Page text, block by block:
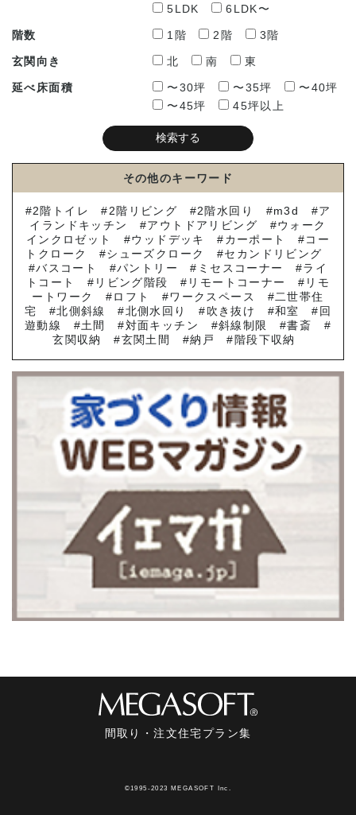
5LDK
6LDK〜
階数 1階 2階 3階
玄関向き 北 南 東
延べ床面積 〜30坪 〜35坪
〜40坪
〜45坪
45坪以上
その他のキーワード
2階トイレ 2階リビング 2階水回り m3d
ア
イランドキッチン
アウトドアリビング
ウォーク
インクロゼット
ウッドデッキ カーポート
コー
トクローク
シューズクローク
セカンドリビング
バスコート
パントリー ミセスコーナー
ライ
トコート
リビング階段 リモートコーナー
リモ
ートワーク
ロフト ワークスペース
二世帯住
宅
北側斜線 北側水回り 吹き抜け 和室
回
遊動線
土間 対面キッチン 斜線制限
書斎
玄関収納
玄関土間 納戸 階段下収納
間取り・注文住宅プラン集
©1995-2023 MEGASOFT Inc.